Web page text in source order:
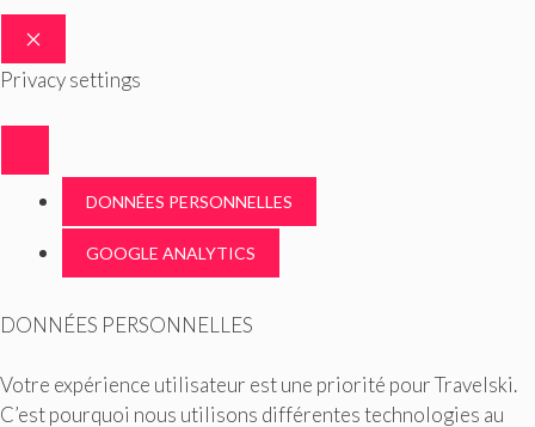
FERMER
Privacy settings
DONNÉES PERSONNELLES
GOOGLE ANALYTICS
DONNÉES PERSONNELLES
Votre expérience utilisateur est une priorité pour Travelski.
C’est pourquoi nous utilisons différentes technologies au